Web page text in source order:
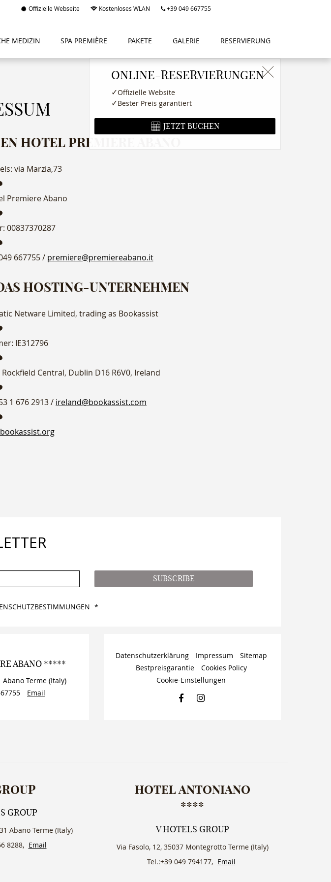
+39 049 667755
Kostenloses WLAN
Offizielle Webseite
MEDIZIN SPA PREMIÈRE PAKETE GALERIE RESERVIERUNG
HOTEL PREMIERE ABANO
via Marzia,73
Premiere Abano
00837370287
667755 / premiere@premiereabano.it
HOSTING-UNTERNEHMEN
Netware Limited, trading as Bookassist
IE312796
Central, Dublin D16 R6V0, Ireland
1 676 2913 / ireland@bookassist.com
MAIL-
*
SUBSCRIBE
*
ABANO *****
Abano Terme (Italy)
Email
Datenschutzerklärung Impressum
Sitemap
Bestpreisgarantie
Cookies Policy
Cookie-Einstellungen
FACEBOOK
GROUP
Abano Terme (Italy)
8288, Email
HOTEL ANTONIANO
****
V HOTELS GROUP
Via Fasolo, 12, 35037 Montegrotto Terme (Italy)
Tel.:+39 049 794177, Email
ONLINE-RESERVIERUNGEN
✓Offizielle Website
✓Bester Preis garantiert
JETZT BUCHEN